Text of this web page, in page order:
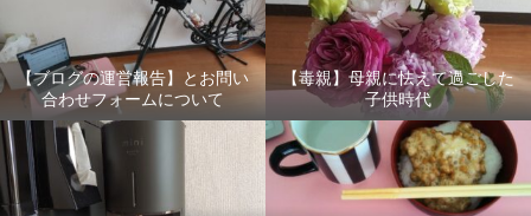
【ブログの運営報告】とお問い
合わせフォームについて
【毒親】母親に怯えて過ごした
子供時代